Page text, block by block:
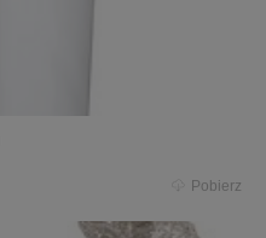
Pobierz